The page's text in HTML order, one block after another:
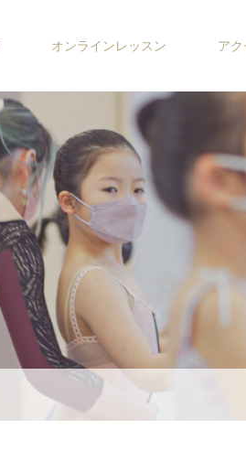
オンラインレッスン アク